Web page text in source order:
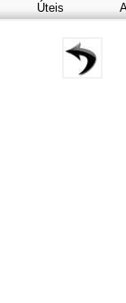
Úteis